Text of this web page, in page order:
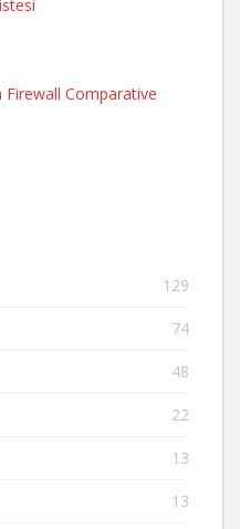
Comparative
129
74
48
22
13
13